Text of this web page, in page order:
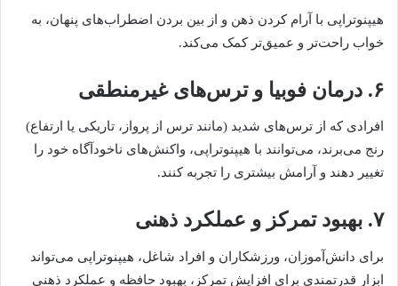
هیپنوتراپی با آرام کردن ذهن و از بین بردن اضطراب‌های پنهان، به
خواب راحت‌تر و عمیق‌تر کمک می‌کند.
۶. درمان فوبیا و ترس‌های غیرمنطقی
افرادی که از ترس‌های شدید (مانند ترس از پرواز، تاریکی یا ارتفاع)
رنج می‌برند، می‌توانند با هیپنوتراپی، واکنش‌های ناخودآگاه خود را
تغییر دهند و آرامش بیشتری را تجربه کنند.
۷. بهبود تمرکز و عملکرد ذهنی
برای دانش‌آموزان، ورزشکاران و افراد شاغل، هیپنوتراپی می‌تواند
ابزار قدرتمندی برای افزایش تمرکز، بهبود حافظه و عملکرد ذهنی